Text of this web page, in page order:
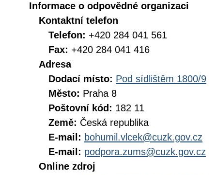
Informace o odpovědné organizaci
Kontaktní telefon
Telefon: +420 284 041 561
Fax: +420 284 041 416
Adresa
Dodací místo: Pod sídlištěm 1800/9
Město: Praha 8
Poštovní kód: 182 11
Země: Česká republika
E-mail: bohumil.vlcek@cuzk.gov.cz
E-mail: podpora.zums@cuzk.gov.cz
Online zdroj